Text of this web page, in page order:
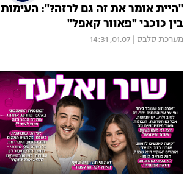
"היית אומר את זה גם לרזה?": העימות
בין כוכבי "פאוור קאפל"
מערכת סלבס 01.07, 14:31